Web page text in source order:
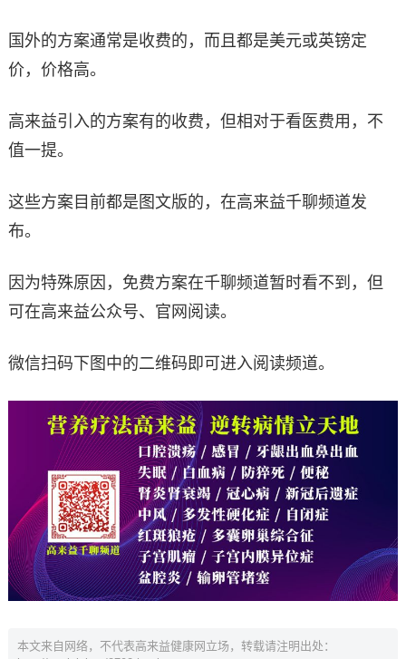
国外的方案通常是收费的，而且都是美元或英镑定
价，价格高。
高来益引入的方案有的收费，但相对于看医费用，不
值一提。
这些方案目前都是图文版的，在高来益千聊频道发
布。
因为特殊原因，免费方案在千聊频道暂时看不到，但
可在高来益公众号、官网阅读。
微信扫码下图中的二维码即可进入阅读频道。
本文来自网络，不代表高来益健康网立场，转载请注明出处：